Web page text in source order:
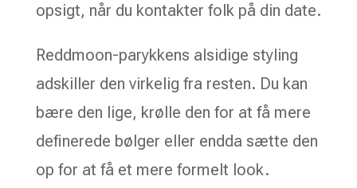
opsigt, når du kontakter folk på din date.
Reddmoon-parykkens alsidige styling
adskiller den virkelig fra resten. Du kan
bære den lige, krølle den for at få mere
definerede bølger eller endda sætte den
op for at få et mere formelt look.